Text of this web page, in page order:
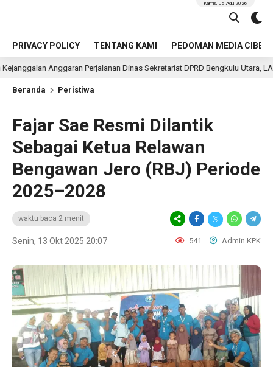
PRIVACY POLICY TENTANG KAMI PEDOMAN MEDIA CIBER
Kamis, 06 Agu 2026
Perjalanan Dinas Sekretariat DPRD Bengkulu Utara, LAKI Minta APH
Beranda Peristiwa
Fajar Sae Resmi Dilantik
Sebagai Ketua Relawan
Bengawan Jero (RBJ) Periode
2025–2028
waktu baca 2 menit
Senin, 13 Okt 2025 20:07 541 Admin KPK